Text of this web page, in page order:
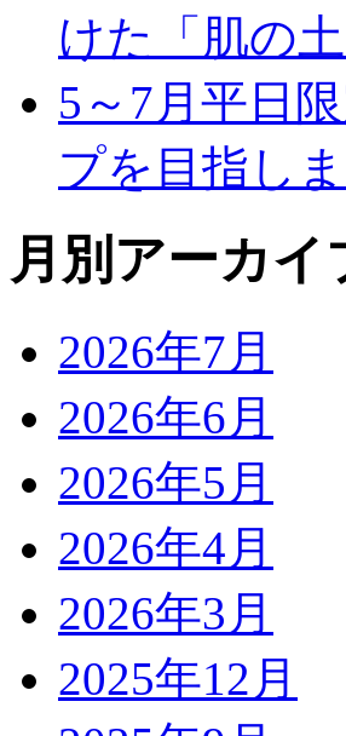
けた「肌の
5～7月平日
プを目指し
月別アーカイ
2026年7月
2026年6月
2026年5月
2026年4月
2026年3月
2025年12月